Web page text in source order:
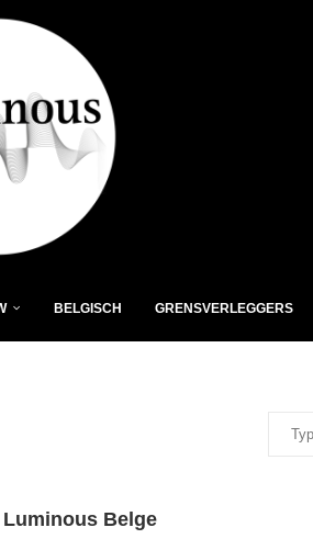
BELGISCH GRENSVERLEGGERS
Belge